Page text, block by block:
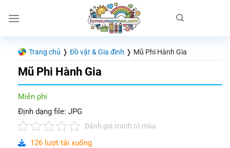
đến
Trang chủ ❭ Đồ vật & Gia đình ❭ Mũ Phi Hành Gia
Mũ Phi Hành Gia
Miễn phí
Định dạng file: JPG
Đánh giá tranh tô màu
126 lượt tải xuống